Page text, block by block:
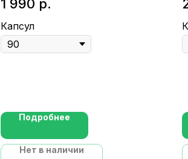
1 990 р.
Капсул
Подробнее
Нет в наличии